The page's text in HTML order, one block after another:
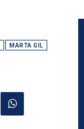
MARTA GIL